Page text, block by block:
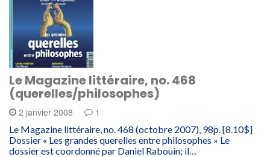
Le Magazine littéraire, no. 468
(querelles/philosophes)
2 janvier 2008 1
Le Magazine littéraire, no. 468 (octobre 2007), 98p. [8.10$]
Dossier « Les grandes querelles entre philosophes » Le
dossier est coordonné par Daniel Rabouin; il…